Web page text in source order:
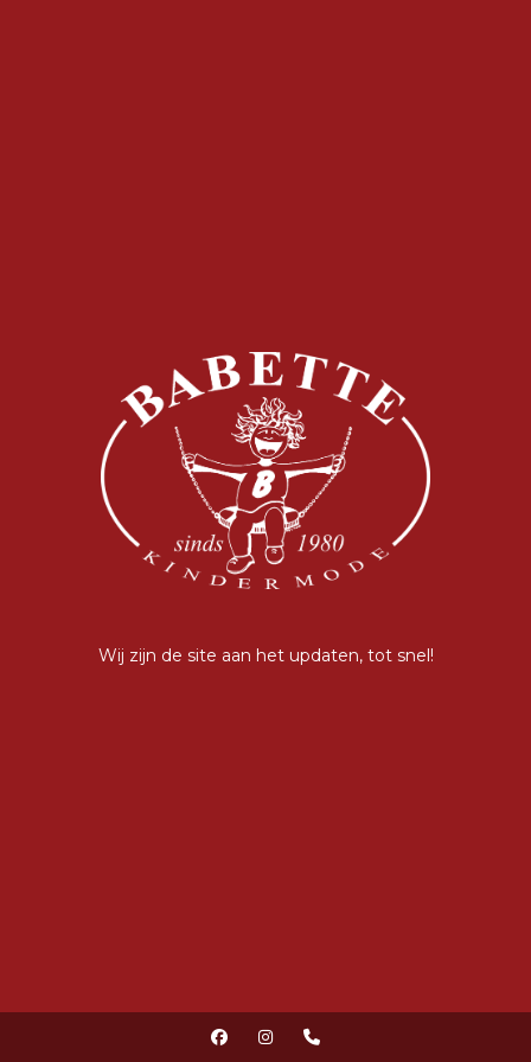
Wij zijn de site aan het updaten, tot snel!